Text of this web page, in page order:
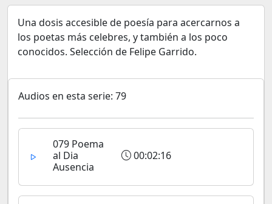
Una dosis accesible de poesía para acercarnos a
los poetas más celebres, y también a los poco
conocidos. Selección de Felipe Garrido.
Audios en esta serie: 79
079 Poema
al Dia
Ausencia
00:02:16